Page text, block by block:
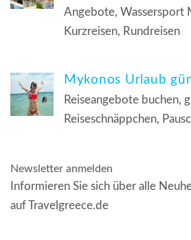
Angebote, Wassersport
Kurzreisen, Rundreisen
Mykonos Urlaub
Reiseangebote buchen,
Reiseschnäppchen,
Newsletter anmelden
Informieren Sie sich über alle
auf Travelgreece.de